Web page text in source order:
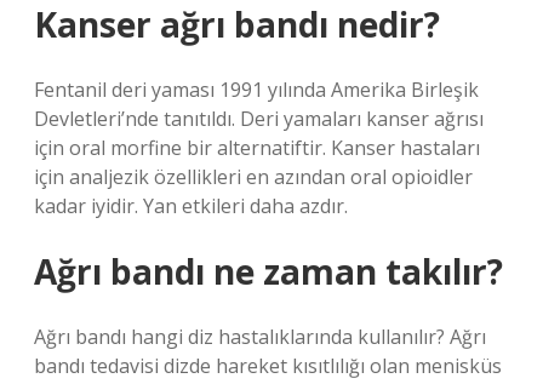
Kanser ağrı bandı nedir?
Fentanil deri yaması 1991 yılında Amerika Birleşik
Devletleri’nde tanıtıldı. Deri yamaları kanser ağrısı
için oral morfine bir alternatiftir. Kanser hastaları
için analjezik özellikleri en azından oral opioidler
kadar iyidir. Yan etkileri daha azdır.
Ağrı bandı ne zaman takılır?
Ağrı bandı hangi diz hastalıklarında kullanılır? Ağrı
bandı tedavisi dizde hareket kısıtlılığı olan menisküs